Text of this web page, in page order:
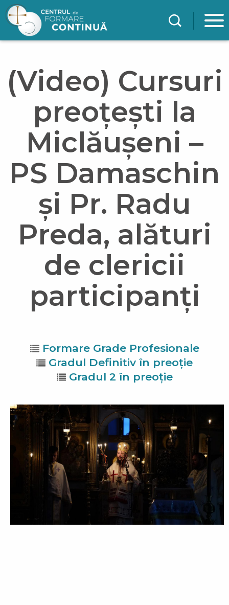
Mergi la conţinutul principal
(Video) Cursuri
preoțești la
Miclăușeni –
PS Damaschin
și Pr. Radu
Preda, alături
de clericii
participanți
Formare Grade Profesionale
Gradul Definitiv în preoție
Gradul 2 în preoție